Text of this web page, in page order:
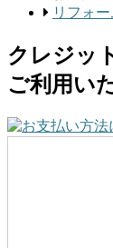
リフォ
クレジッ
ご利用い